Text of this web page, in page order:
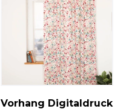
Vorhang Digitaldruck